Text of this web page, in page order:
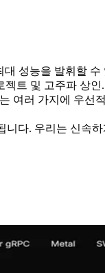
성능을 발휘할
젝트 및 고주파 상인.
러 가지에 우선
다. 우리는 신속